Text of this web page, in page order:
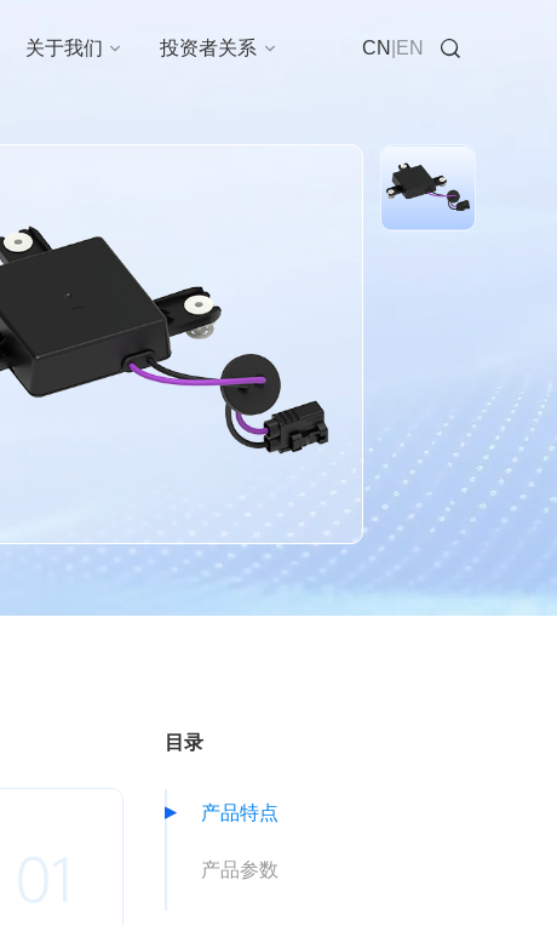
关于我们 投资者关系 CN EN
01
目录
产品特点
产品参数